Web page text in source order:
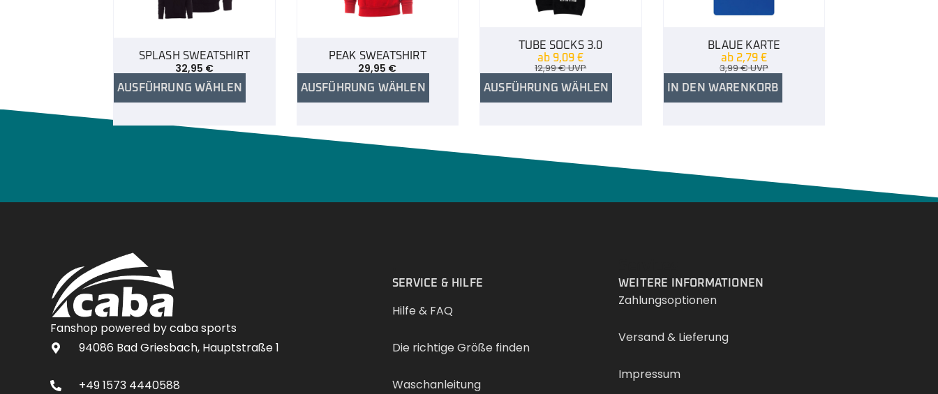
SPLASH SWEATSHIRT
32,95 €
AUSFÜHRUNG WÄHLEN
PEAK SWEATSHIRT
29,95 €
AUSFÜHRUNG WÄHLEN
TUBE SOCKS 3.0
ab 9,09€
12,99€UVP
AUSFÜHRUNG WÄHLEN
BLAUE KARTE
ab 2,79 €
3,99€UVP
IN DEN WARENKORB
Fanshop powered by caba sports
94086 Bad Griesbach, Hauptstraße 1
+49 1573 4440588
SERVICE & HILFE
Hilfe & FAQ
Die richtige Größe finden
Waschanleitung
WEITERE INFORMATIONEN
Zahlungsoptionen
Versand & Lieferung
Impressum